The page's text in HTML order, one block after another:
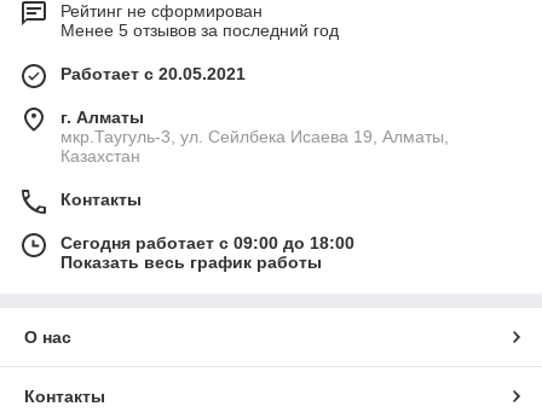
Рейтинг не сформирован
Менее 5 отзывов за последний год
Работает с 20.05.2021
г. Алматы
мкр.Таугуль-3, ул. Сейлбека Исаева 19, Алматы,
Казахстан
Контакты
Сегодня работает с 09:00 до 18:00
Показать весь график работы
О нас
Контакты